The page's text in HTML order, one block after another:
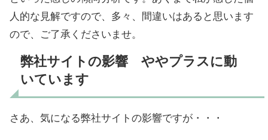
人的な見解ですので、多々、間違いはあると思います
ので、ご了承くださいませ。
弊社サイトの影響 ややプラスに動
いています
さあ、気になる弊社サイトの影響ですが・・・